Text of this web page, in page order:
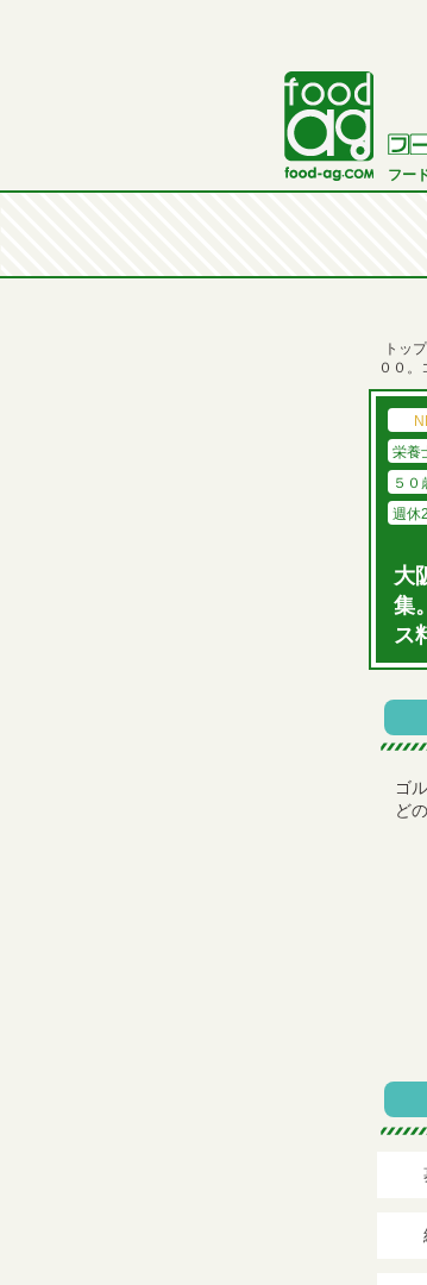
フー
トッ
００。
栄養
５０
週休
大
集
ス
ゴ
ど